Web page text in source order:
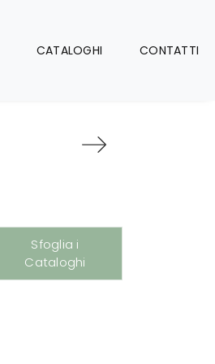
CATALOGHI CONTATTI
Sfoglia i
Cataloghi